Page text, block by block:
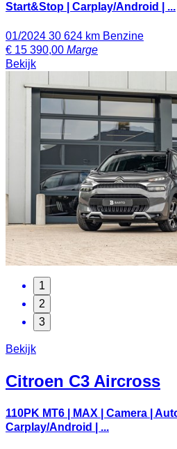
Start&Stop | Carplay/Android | ...
01/2024 30 624 km Benzine
€ 15 390,00 Marge
Bekijk
1
2
3
Bekijk
Citroen C3 Aircross
110PK MT6 | MAX | Camera |
Carplay/Android | ...